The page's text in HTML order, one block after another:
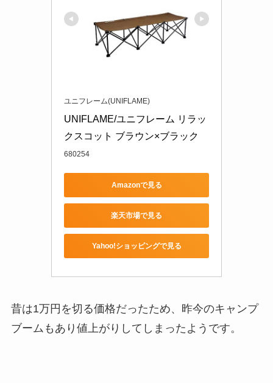
ユニフレーム(UNIFLAME)
UNIFLAME/ユニフレーム リラッ
クスコット ブラウン×ブラック
680254
Amazonで見る
楽天市場で見る
Yahoo!ショッピングで見る
昔は1万円を切る価格だったため、昨今のキャンプ
ブームもあり値上がりしてしまったようです。